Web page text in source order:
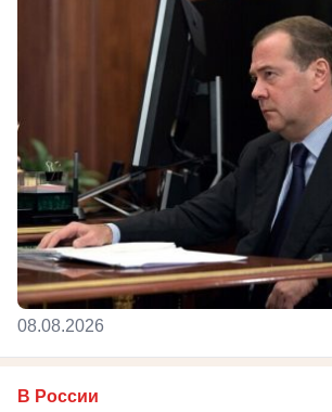
08.08.2026
В России